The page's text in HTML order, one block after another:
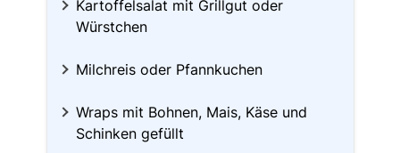
Kartoffelsalat mit Grillgut oder
Würstchen
Milchreis oder Pfannkuchen
Wraps mit Bohnen, Mais, Käse und
Schinken gefüllt